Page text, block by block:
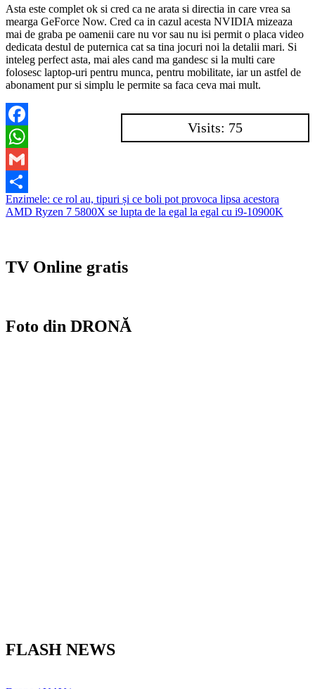
Asta este complet ok si cred ca ne arata si directia in care vrea sa
mearga GeForce Now. Cred ca in cazul acesta NVIDIA mizeaza
mai de graba pe oamenii care nu vor sau nu isi permit o placa video
dedicata destul de puternica cat sa tina jocuri noi la detalii mari. Si
inteleg perfect asta, mai ales cand ma gandesc si la multi care
folosesc laptop-uri pentru munca, pentru mobilitate, iar un astfel de
abonament pur si simplu le permite sa faca ceva mai mult.
Visits: 75
Facebook
WhatsApp
Gmail
Partajează
Navigare
în
Enzimele: ce rol au, tipuri și ce boli pot provoca lipsa acestora
AMD Ryzen 7 5800X se lupta de la egal la egal cu i9-10900K
TV Online gratis
Foto din DRONĂ
FLASH NEWS